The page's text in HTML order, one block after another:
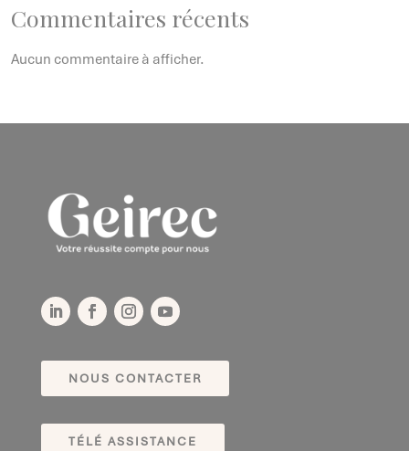
Commentaires récents
Aucun commentaire à afficher.
NOUS CONTACTER
TÉLÉ ASSISTANCE